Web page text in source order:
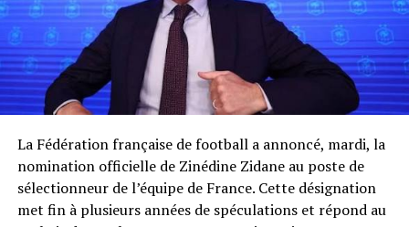
La Fédération française de football a annoncé, mardi, la
nomination officielle de Zinédine Zidane au poste de
sélectionneur de l’équipe de France. Cette désignation
met fin à plusieurs années de spéculations et répond au